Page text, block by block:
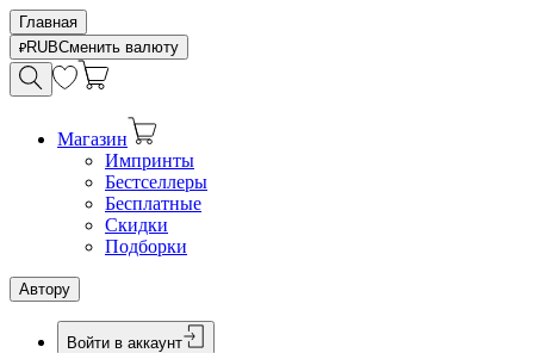
Главная
RUBСменить валюту
Магазин
Импринты
Бестселлеры
Бесплатные
Скидки
Подборки
Автору
Войти в аккаунт